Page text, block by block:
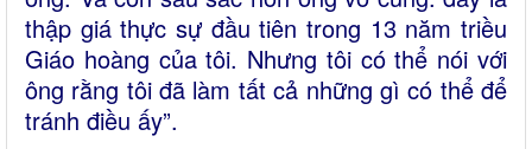
thập giá thực sự đầu tiên trong 13 năm triều
Giáo hoàng của tôi. Nhưng tôi có thể nói với
ông rằng tôi đã làm tất cả những gì có thể để
tránh điều ấy”.